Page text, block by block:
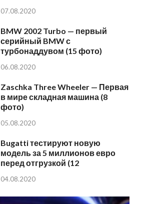
07.08.2020
BMW 2002 Turbo — первый
серийный BMW с
турбонаддувом (15 фото)
06.08.2020
Zaschka Three Wheeler — Первая
в мире складная машина (8
фото)
05.08.2020
Bugatti тестируют новую
модель за 5 миллионов евро
перед отгрузкой (12
04.08.2020